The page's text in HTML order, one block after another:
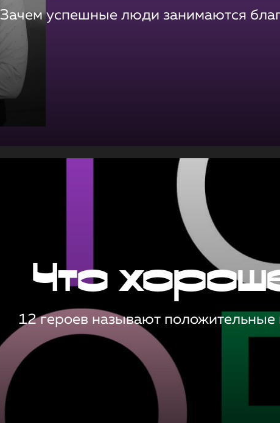
Зачем успешные люди занимаются
Что
12 героев называют положительные